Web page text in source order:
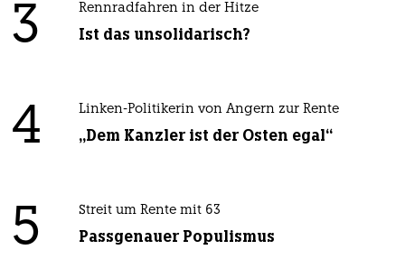
3 Rennradfahren in der Hitze
Ist das unsolidarisch?
4 Linken-Politikerin von Angern zur Rente
„Dem Kanzler ist der Osten egal“
5 Streit um Rente mit 63
Passgenauer Populismus